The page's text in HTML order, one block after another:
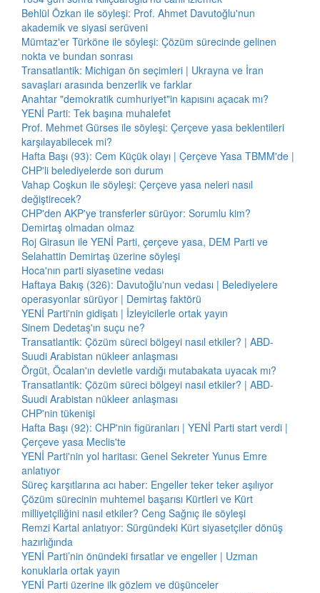
Behlül Özkan ile söyleşi: Prof. Ahmet Davutoğlu'nun
akademik ve siyasi serüveni
Mümtaz'er Türköne ile söyleşi: Çözüm sürecinde gelinen
nokta ve bundan sonrası
Transatlantik: Michigan ön seçimleri | Ukrayna ve İran
savaşları arasında benzerlik ve farklar
Anahtar "demokratik cumhuriyet"in kapısını açacak mı?
YENİ Parti: Tek başına muhalefet
Prof. Mehmet Gürses ile söyleşi: Çerçeve yasa beklentileri
karşılayabilecek mi?
Hafta Başı (93): Cem Küçük olayı | Çerçeve Yasa TBMM'de |
CHP'li belediyelerde son durum
Vahap Coşkun ile söyleşi: Çerçeve yasa neleri nasıl
değiştirecek?
CHP'den AKP'ye transferler sürüyor: Sorumlu kim?
Demirtaş olmadan olmaz
Roj Girasun ile YENİ Parti, çerçeve yasa, DEM Parti ve
Selahattin Demirtaş üzerine söyleşi
Hoca'nın parti siyasetine vedası
Haftaya Bakış (326): Davutoğlu'nun vedası | Belediyelere
operasyonlar sürüyor | Demirtaş faktörü
YENİ Parti'nin gidişatı | İzleyicilerle ortak yayın
Sinem Dedetaş'ın suçu ne?
Transatlantik: Çözüm süreci bölgeyi nasıl etkiler? | ABD-
Suudi Arabistan nükleer anlaşması
Örgüt, Öcalan'ın devletle vardığı mutabakata uyacak mı?
Transatlantik: Çözüm süreci bölgeyi nasıl etkiler? | ABD-
Suudi Arabistan nükleer anlaşması
CHP'nin tükenişi
Hafta Başı (92): CHP'nin figüranları | YENİ Parti start verdi |
Çerçeve yasa Meclis'te
YENİ Parti'nin yol haritası: Genel Sekreter Yunus Emre
anlatıyor
Süreç karşıtlarına acı haber: Engeller teker teker aşılıyor
Çözüm sürecinin muhtemel başarısı Kürtleri ve Kürt
milliyetçiliğini nasıl etkiler? Ceng Sağnıç ile söyleşi
Remzi Kartal anlatıyor: Sürgündeki Kürt siyasetçiler dönüş
hazırlığında
YENİ Parti’nin önündeki fırsatlar ve engeller | Uzman
konuklarla ortak yayın
YENİ Parti üzerine ilk gözlem ve düşünceler